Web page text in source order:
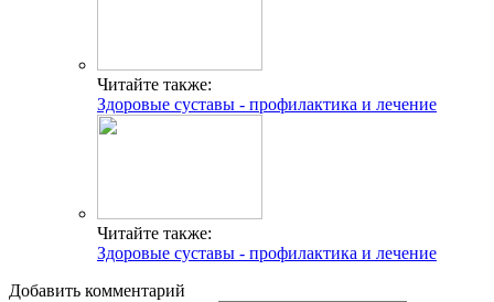
Читайте также:
Здоровые суставы - профилактика и лечение
Читайте также:
Здоровые суставы - профилактика и лечение
Добавить комментарий